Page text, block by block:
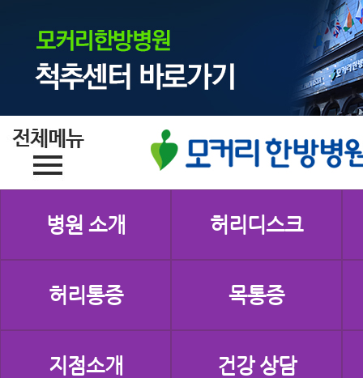
병원 소개 허리디스크
허리통증 목통증
지점소개 건강 상담